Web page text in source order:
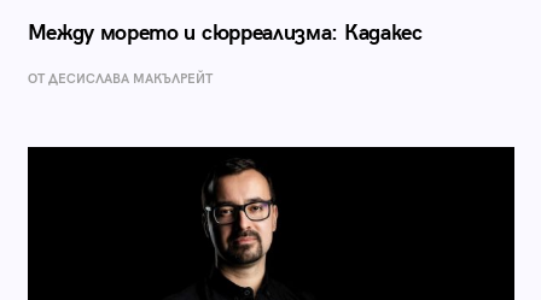
Между морето и сюрреализма: Кадакес
ОТ ДЕСИСЛАВА МАКЪЛРЕЙТ